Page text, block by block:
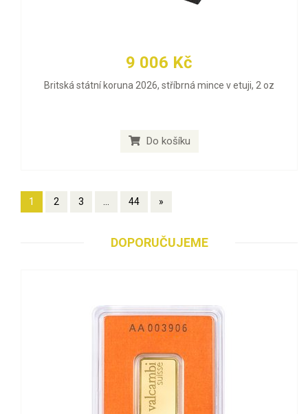
9 006 Kč
Britská státní koruna 2026, stříbrná mince v etuji, 2 oz
Do košíku
1 2 3 ... 44 »
DOPORUČUJEME